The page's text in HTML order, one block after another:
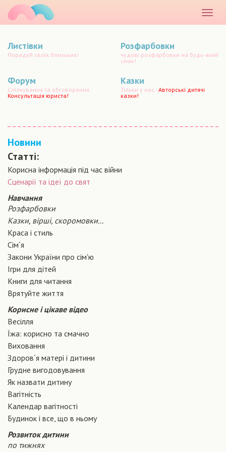
меню
Листівки
Порадуй своїх близьких!
Розфарбовки
чудові розфарбовки на будь-який
смак!
Форум
Спілкування та обговорення.
Консультація юриста!
Казки
Тільки у нас -Авторські дитячі
казки!
Новини
Статті:
Корисна інформація під час війни
Сценарiї та iдеї до свят
Навчання
Розфарбовки
Казки, вірші, скоромовки...
Краса і стиль
Сiм´я
Закони України про сiм'ю
Ігри для дітей
Книги для читання
Врятуйте життя
Корисне і цікаве відео
Весілля
Їжа: корисно та смачно
Виховання
Здоров´я матері і дитини
Грудне вигодовування
Як назвати дитину
Вагiтнiсть
Календар вагітності
Будинок і все, що в ньому
Розвиток дитини
по тижнях